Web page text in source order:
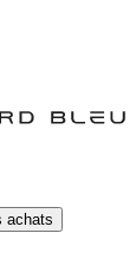
achats